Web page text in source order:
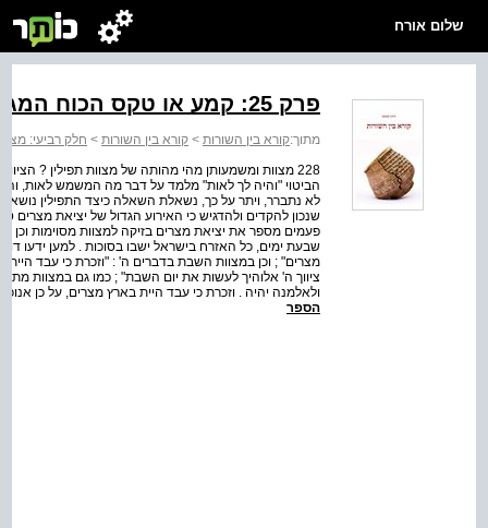
שלום אורח
פרק 25: קמע או טקס הכוח המגן של התפילין
מתוך:קורא בין השורות > קורא בין השורות > חלק רביעי:
228 מצוות ומשמעותן מהי מהותה של מצוות תפילין ?
הביטוי "והיה לך לאות" מלמד על דבר מה המשמש לאות,
לא נתברר, ויתר על כך, נשאלת השאלה כיצד התפילין
שנכון להקדים ולהדגיש כי האירוע הגדול של יציאת
פעמים מספר את יציאת מצרים בזיקה למצוות מסוימות וכן
שבעת ימים, כל האזרח בישראל ישבו בסוכות . למען ידעו
מצרים" ; וכן במצוות השבת בדברים ה' : "וזכרת כי עבד היית
ציווך ה' אלוהיך לעשות את יום השבת" ; כמו גם במצוות
ולאלמנה יהיה . וזכרת כי עבד היית בארץ מצרים, על כן
הספר